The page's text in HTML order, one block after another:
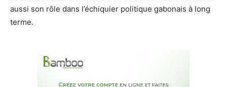
aussi son rôle dans l’échiquier politique gabonais à long
terme.